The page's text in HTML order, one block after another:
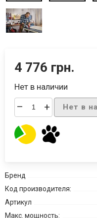
4 776 грн.
Нет в наличии
– + Нет в
Бренд
Код производителя:
Артикул
Макс. мощность: